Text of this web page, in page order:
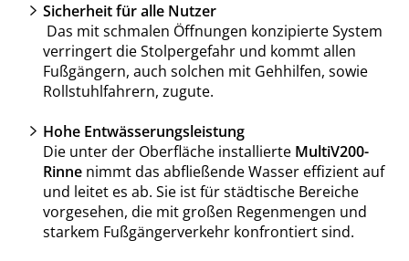
Sicherheit für alle Nutzer
Das mit schmalen Öffnungen konzipierte System
verringert die Stolpergefahr und kommt allen
Fußgängern, auch solchen mit Gehhilfen, sowie
Rollstuhlfahrern, zugute.
Hohe Entwässerungsleistung
Die unter der Oberfläche installierte MultiV200-
Rinne nimmt das abfließende Wasser effizient auf
und leitet es ab. Sie ist für städtische Bereiche
vorgesehen, die mit großen Regenmengen und
starkem Fußgängerverkehr konfrontiert sind.